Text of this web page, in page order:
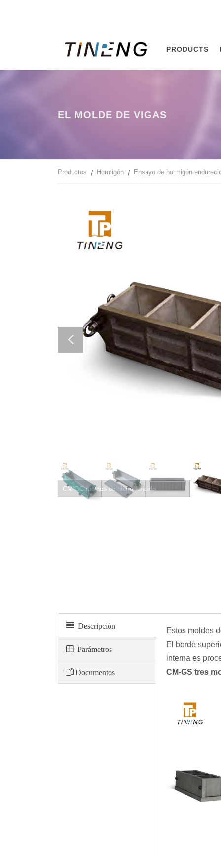
PRODUCTS
EL MOLDE DE VIGAS
Productos Hormigón Ensayo de hormigón
Serie CM-GP de moldes de plástico
Descripción
Parámetros
Documentos
Estos moldes
El borde
interna es
CM-GS tres